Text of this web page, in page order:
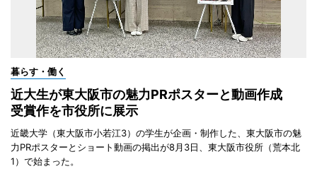
暮らす・働く
近大生が東大阪市の魅力PRポスターと動画作成
受賞作を市役所に展示
近畿大学（東大阪市小若江3）の学生が企画・制作した、東大阪市の魅
力PRポスターとショート動画の掲出が8月3日、東大阪市役所（荒本北
1）で始まった。